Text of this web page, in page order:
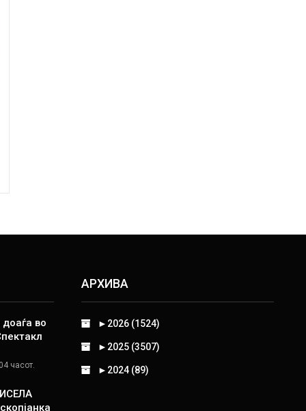
во
часот.
АРХИВА
► 2026 (1524)
► 2025 (3507)
► 2024 (89)